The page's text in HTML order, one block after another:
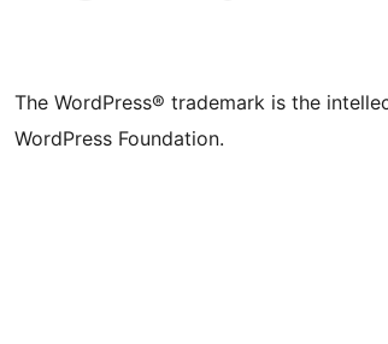
The WordPress® trademark is the
WordPress Foundation.